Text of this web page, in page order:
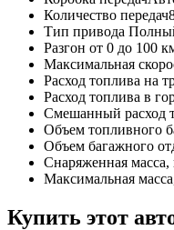
Количество передач
Тип привода
Разгон от 0 до 100
Максимальная
Расход топлива на
Расход топлива в
Смешанный расход
Объем топливного
Объем багажного
Снаряженная масса,
Максимальная
Купить этот